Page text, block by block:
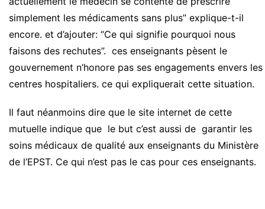
simplement les médicaments sans plus” explique-t-il
encore. et d’ajouter: “Ce qui signifie pourquoi nous
faisons des rechutes”. ces enseignants pèsent le
gouvernement n’honore pas ses engagements envers les
centres hospitaliers. ce qui expliquerait cette situation.
Il faut néanmoins dire que le site internet de cette
mutuelle indique que le but c’est aussi de garantir les
soins médicaux de qualité aux enseignants du Ministère
de l’EPST. Ce qui n’est pas le cas pour ces enseignants.